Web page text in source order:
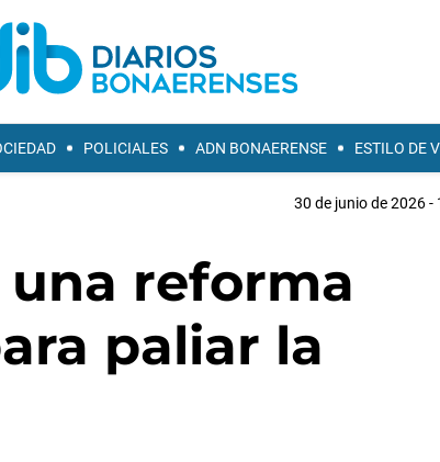
POLICIALES ADN BONAERENSE ESTILO DE
30 de junio de 2026 -
reforma
paliar la